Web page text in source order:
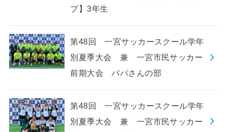
プ】3年生
第48回 一宮サッカースクール学年
別夏季大会 兼 一宮市民サッカー
前期大会 パパさんの部
第48回 一宮サッカースクール学年
別夏季大会 兼 一宮市民サッカー